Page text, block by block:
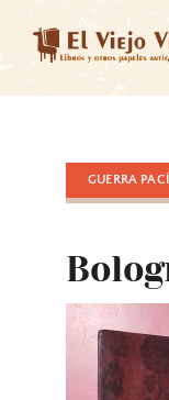
content
GUERRA